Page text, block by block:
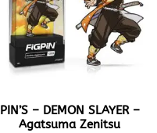
PIN’S – DEMON SLAYER –
Agatsuma Zenitsu